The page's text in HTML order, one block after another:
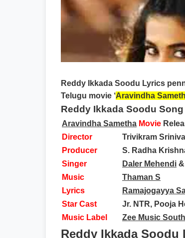
Reddy Ikkada Soodu Lyrics
Telugu movie ‘Aravindha
Reddy Ikkada Soodu
Aravindha Sametha Movie
Director
Trivikram
Producer
S. Radha
Singer
Daler Mehendi &
Music
Thaman S
Lyrics
Ramajogayya
Star Cast
Jr. NTR, Pooja
Music Label
Zee Music South
Reddy Ikkada